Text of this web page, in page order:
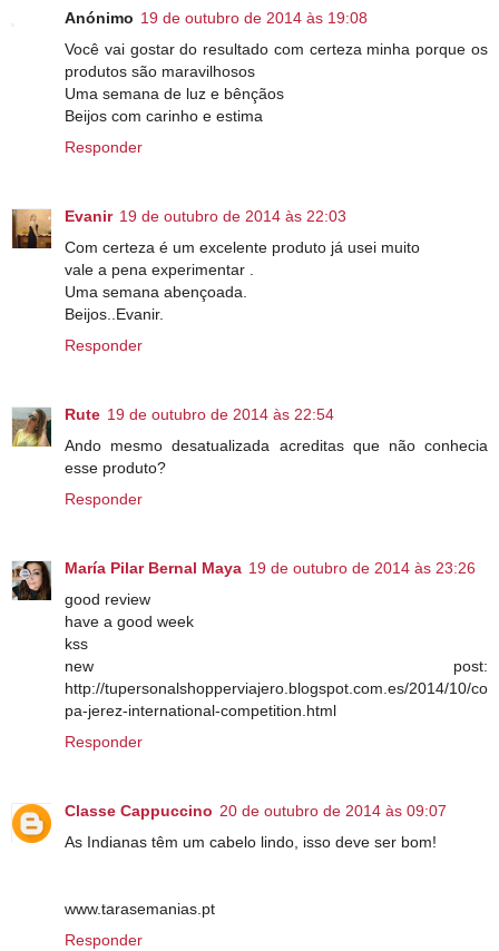
Anónimo 19 de outubro de 2014 às 19:08
Você vai gostar do resultado com certeza minha porque os
produtos são maravilhosos
Uma semana de luz e bênçãos
Beijos com carinho e estima
Responder
Evanir 19 de outubro de 2014 às 22:03
Com certeza é um excelente produto já usei muito
vale a pena experimentar .
Uma semana abençoada.
Beijos..Evanir.
Responder
Rute 19 de outubro de 2014 às 22:54
Ando mesmo desatualizada acreditas que não conhecia
esse produto?
Responder
María Pilar Bernal Maya 19 de outubro de 2014 às 23:26
good review
have a good week
kss
new post:
http://tupersonalshopperviajero.blogspot.com.es/2014/10/co
pa-jerez-international-competition.html
Responder
Classe Cappuccino 20 de outubro de 2014 às 09:07
As Indianas têm um cabelo lindo, isso deve ser bom!
www.tarasemanias.pt
Responder